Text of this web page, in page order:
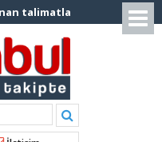
Ali
Topraklarda: